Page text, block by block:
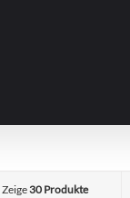
Zeige30 Produkte